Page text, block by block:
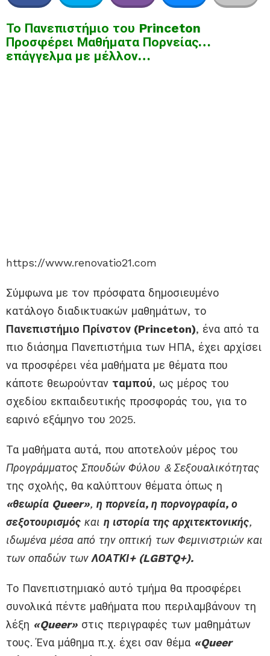
Το Πανεπιστήμιο του Princeton
Προσφέρει Μαθήματα Πορνείας…
επάγγελμα με μέλλον…
https://www.renovatio21.com
Σύμφωνα με τον πρόσφατα δημοσιευμένο
κατάλογο διαδικτυακών μαθημάτων, το
Πανεπιστήμιο Πρίνστον (Princeton), ένα από τα
πιο διάσημα Πανεπιστήμια των ΗΠΑ, έχει αρχίσει
να προσφέρει νέα μαθήματα με θέματα που
κάποτε θεωρούνταν ταμπού, ως μέρος του
σχεδίου εκπαιδευτικής προσφοράς του, για το
εαρινό εξάμηνο του 2025.
Τα μαθήματα αυτά, που αποτελούν μέρος του
Προγράμματος Σπουδών Φύλου & Σεξουαλικότητας
της σχολής, θα καλύπτουν θέματα όπως η
«θεωρία Queer», η πορνεία, η πορνογραφία, ο
σεξοτουρισμός και η ιστορία της αρχιτεκτονικής,
ιδωμένα μέσα από την οπτική των Φεμινιστριών και
των οπαδών τωνΛΟΑΤΚΙ+ (LGBTQ+).
Το Πανεπιστημιακό αυτό τμήμα θα προσφέρει
συνολικά πέντε μαθήματα που περιλαμβάνουν τη
λέξη «Queer» στις περιγραφές των μαθημάτων
τους. Ένα μάθημα π.χ. έχει σαν θέμα «Queer